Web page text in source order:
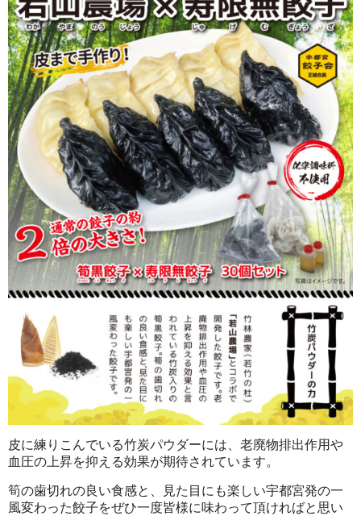
皮に練りこんでいる竹炭パウダーには、老廃物排出作用や
血圧の上昇を抑える効果が期待されています。
筍の歯切れの良い食感と、見た目にも楽しい宇都宮発の一
風変わった餃子をぜひ一度皆様に味わって頂ければと思い